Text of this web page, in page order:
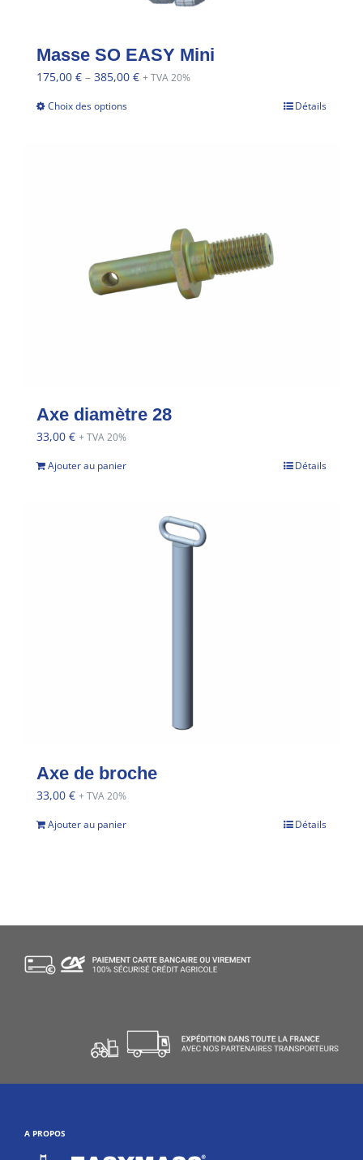
Masse SO EASY Mini
175,00 € – 385,00 € + TVA 20%
Choix des options Détails
Axe diamètre 28
33,00 € + TVA 20%
Ajouter au panier Détails
Axe de broche
33,00 € + TVA 20%
Ajouter au panier Détails
A PROPOS